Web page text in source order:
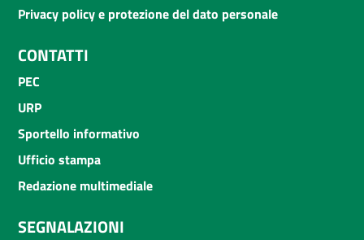
Privacy policy e protezione del dato personale
CONTATTI
PEC
URP
Sportello informativo
Ufficio stampa
Redazione multimediale
SEGNALAZIONI